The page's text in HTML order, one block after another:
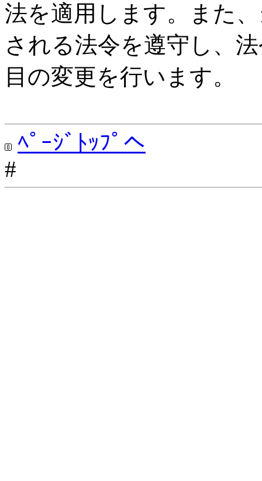
法を適用します。また
される法令を遵守し、
目の変更を行います。
ﾍﾟｰｼﾞﾄｯﾌﾟへ
#